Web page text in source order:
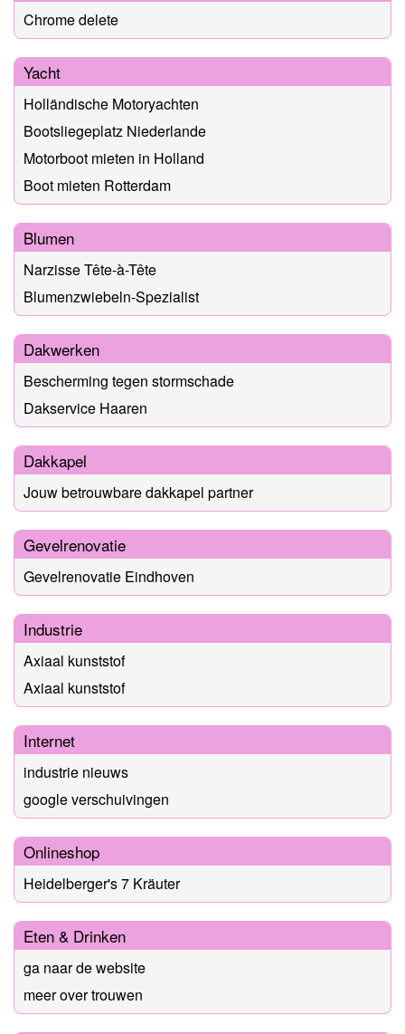
Chrome delete
Yacht
Holländische Motoryachten
Bootsliegeplatz Niederlande
Motorboot mieten in Holland
Boot mieten Rotterdam
Blumen
Narzisse Tête-à-Tête
Blumenzwiebeln-Spezialist
Dakwerken
Bescherming tegen stormschade
Dakservice Haaren
Dakkapel
Jouw betrouwbare dakkapel partner
Gevelrenovatie
Gevelrenovatie Eindhoven
Industrie
Axiaal kunststof
Axiaal kunststof
Internet
industrie nieuws
google verschuivingen
Onlineshop
Heidelberger's 7 Kräuter
Eten & Drinken
ga naar de website
meer over trouwen